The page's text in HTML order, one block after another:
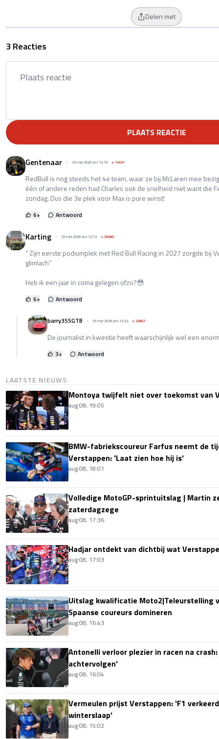
Delen met
3 Reacties
PLAATS REACTIE
Gentenaar 25 mei 2026 om 13:19 +14531
RedBull is nog steeds het 4e team, waar ze bij McLaren mee
één of andere reden had Charles ook de snelheid niet want die
zondag. Dus die 3e plek voor Max is pure winst!
6+ Antwoord
Karting 25 mei 2026 om 13:12 +33490
“ Zijn eerste podiumplek met Red Bull Racing in 2027 zorgde bij
glimlach”
Heb ik een jaar in coma gelegen ofzo?😳
6+ Antwoord
barry355GTB 25 mei 2026 om 13:24 +24867
De journalist in kwestie heeft waarschijnlijk wel een
3+ Antwoord
LAATSTE NIEUWS
Montoya twijfelt niet over toekomst van
aug 08, 19:05
BMW-fabriekscoureur Farfus neemt de
Verstappen: 'Laat zien hoe hij is'
aug 08, 18:01
Volledige MotoGP-sprintuitslag | Martin
zaterdagzege
aug 08, 17:36
Hadjar ontdekt van dichtbij wat
aug 08, 17:03
Uitslag kwalificatie Moto2|Teleurstelling
Spaanse coureurs domineren
aug 08, 16:43
Antonelli verloor plezier in racen na
achtervolgen'
aug 08, 16:04
Vermeulen prijst Verstappen: 'F1
winterslaap'
aug 08, 15:02